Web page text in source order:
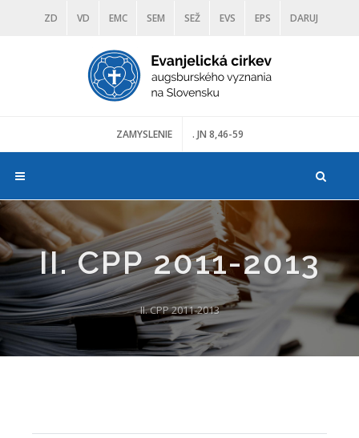
ZD VD EMC SEM SEŽ EVS EPS DARUJ
DIAKONIA ŠKOLY TRANOSCIUS
ZAMYSLENIE . JN 8,46-59
II. CPP 2011-2013
II. CPP 2011-2013